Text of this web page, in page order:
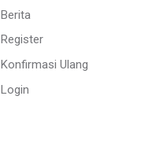
Berita
Register
Konfirmasi Ulang
Login